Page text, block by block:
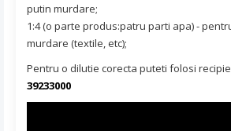
putin murdare;
1:4 (o parte produs:patru parti apa) -
murdare (textile, etc);
Pentru o dilutie corecta puteti folosi
39233000